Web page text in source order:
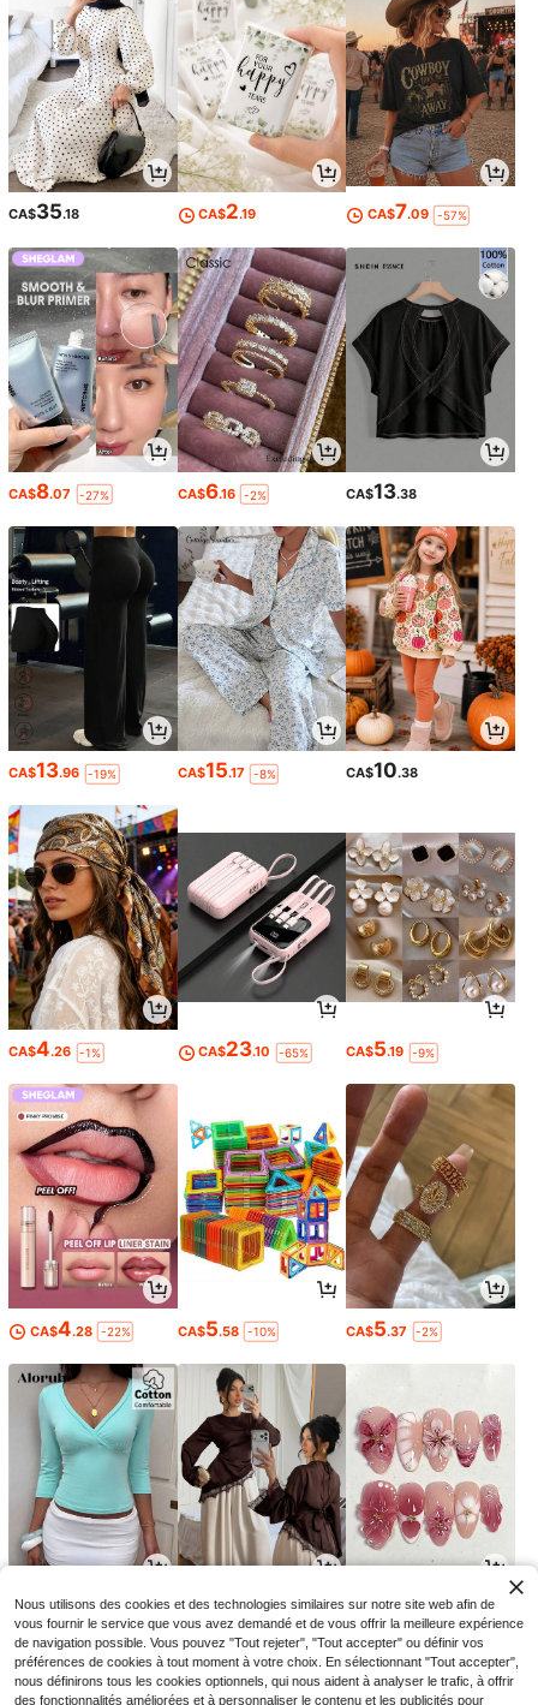
CA$35.18 CA$2.19 CA$7.09 -57%
CA$8.07 -27% CA$6.16 -2% CA$13.38
CA$13.96 -19% CA$15.17 -8% CA$10.38
CA$4.26 -1% CA$23.10 -65% CA$5.19 -9%
CA$4.28 -22% CA$5.58 -10% CA$5.37 -2%
CA$8.08 CA$21.78 CA$2.32 -14%
Nous utilisons des cookies et des technologies similaires sur notre site web afin de
vous fournir le service que vous avez demandé et de vous offrir la meilleure expérience
de navigation possible. Vous pouvez "Tout rejeter", "Tout accepter" ou définir vos
préférences de cookies à tout moment à votre choix. En sélectionnant "Tout accepter",
nous définirons tous les cookies optionnels, qui nous aident à analyser le trafic, à offrir
des fonctionnalités améliorées et à personnaliser le contenu et les publicités pour